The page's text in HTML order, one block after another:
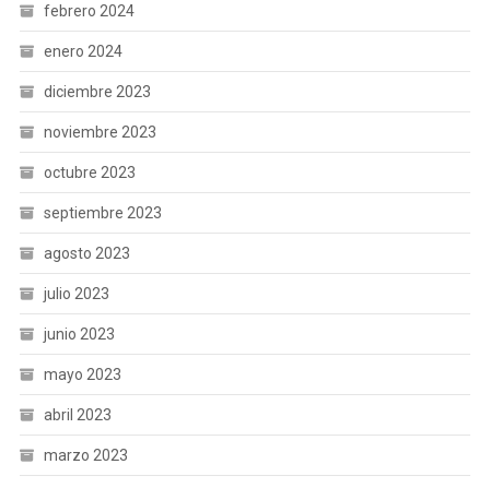
febrero 2024
enero 2024
diciembre 2023
noviembre 2023
octubre 2023
septiembre 2023
agosto 2023
julio 2023
junio 2023
mayo 2023
abril 2023
marzo 2023